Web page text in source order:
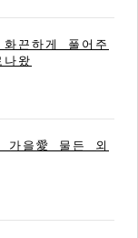
끈하게 풀어주
왔
을愛 물든 외